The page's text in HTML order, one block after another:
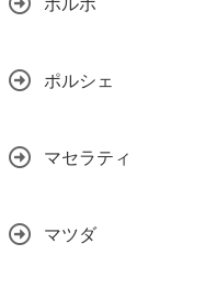
ボルボ
ポルシェ
マセラティ
マツダ